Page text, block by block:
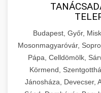
Budapest, Győr,
Mosonmagyaróvár,
Pápa, Celldömölk,
Körmend,
Jánosháza, Devecser,